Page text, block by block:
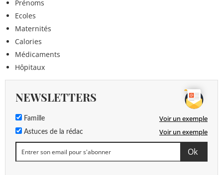
Prénoms
Ecoles
Maternités
Calories
Médicaments
Hôpitaux
NEWSLETTERS
Famille Voir un exemple
Astuces de la rédac Voir un exemple